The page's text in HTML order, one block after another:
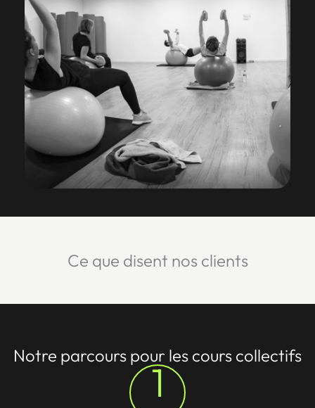
Ce que disent nos clients
Notre parcours pour les cours collectifs
1